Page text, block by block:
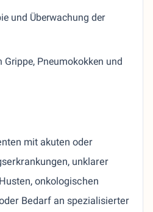
und Überwachung der
Pneumokokken und
mit akuten oder
unklarer
onkologischen
Bedarf an spezialisierter